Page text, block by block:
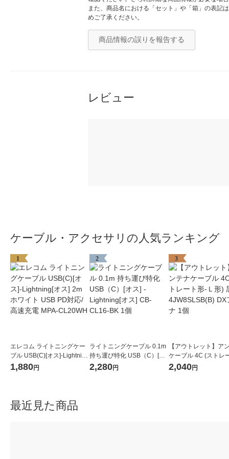
また、商品名における「セット」や「箱」の表記
めご了承ください。
商品情報の誤りを報告する
レビュー
ケーブル・アクセサリの人気ランキング
1
エレコム ライトニングケー
ブル USB(C)[オス]-Lightning
[オス] 2m ホワイト USB PD
1,880円
2
ライトニングケーブル 0.1m
持ち運び特化 USB（C）[オ
ス] - Lightning[オス] CB-CL1
2,280円
3
【アウトレット】ア
ケーブル 4C (ストレ
Ｌ形) 黒 4JW8SLSB(B) DX
2,040円
最近見た商品